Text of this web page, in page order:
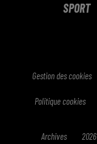
SPORT
Gestion des cookies
Politique cookies
Archives 2026